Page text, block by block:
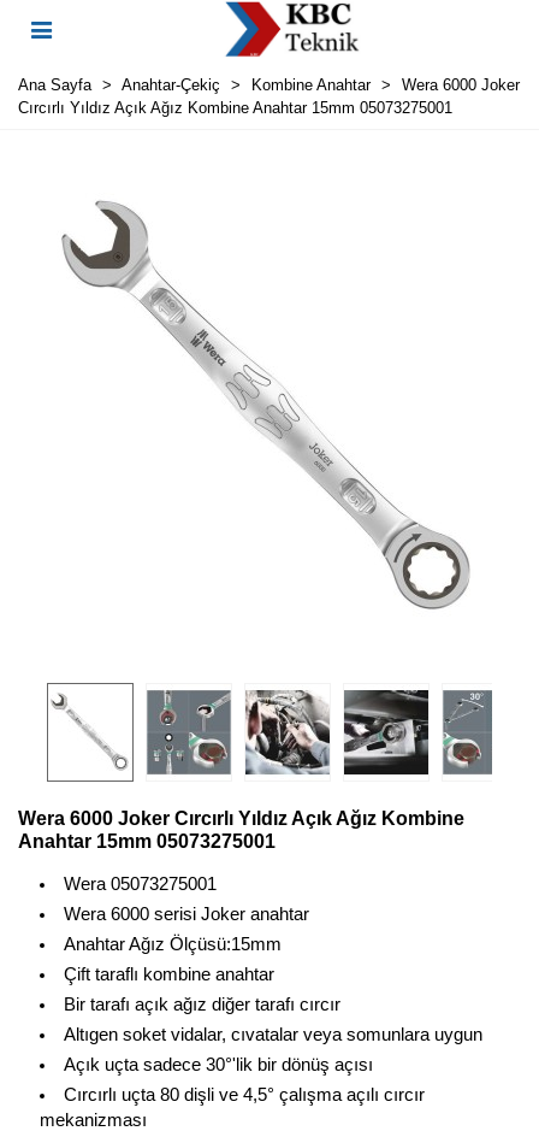
Ana Sayfa > Anahtar-Çekiç > Kombine Anahtar >
Wera 6000 Joker
Cırcırlı Yıldız Açık Ağız Kombine Anahtar 15mm 05073275001
Wera 6000 Joker Cırcırlı Yıldız Açık Ağız Kombine
Anahtar 15mm 05073275001
Wera 05073275001
Wera 6000 serisi Joker anahtar
Anahtar Ağız Ölçüsü:15mm
Çift taraflı kombine anahtar
Bir tarafı açık ağız diğer tarafı cırcır
Altıgen soket vidalar, cıvatalar veya somunlara uygun
Açık uçta sadece 30°'lik bir dönüş açısı
Cırcırlı uçta 80 dişli ve 4,5° çalışma açılı cırcır
mekanizması